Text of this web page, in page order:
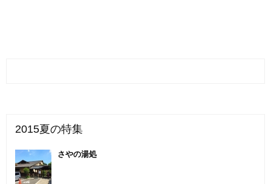
2015夏の特集
さやの湯処